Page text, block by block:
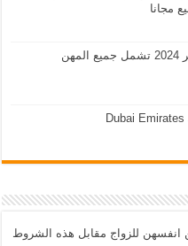
مجانا
وظائف في قطر 2024 فرص عمل في قطر 2024 تشمل جميع المهن
Dubai
انفسهن للزواج مقابل هذه الشروط